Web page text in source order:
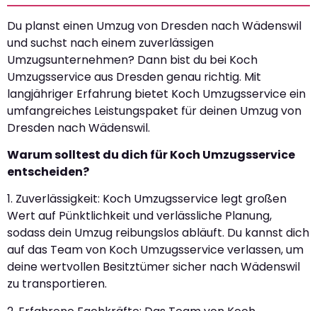
Du planst einen Umzug von Dresden nach Wädenswil
und suchst nach einem zuverlässigen
Umzugsunternehmen? Dann bist du bei Koch
Umzugsservice aus Dresden genau richtig. Mit
langjähriger Erfahrung bietet Koch Umzugsservice ein
umfangreiches Leistungspaket für deinen Umzug von
Dresden nach Wädenswil.
Warum solltest du dich für Koch Umzugsservice
entscheiden?
1. Zuverlässigkeit: Koch Umzugsservice legt großen
Wert auf Pünktlichkeit und verlässliche Planung,
sodass dein Umzug reibungslos abläuft. Du kannst dich
auf das Team von Koch Umzugsservice verlassen, um
deine wertvollen Besitztümer sicher nach Wädenswil
zu transportieren.